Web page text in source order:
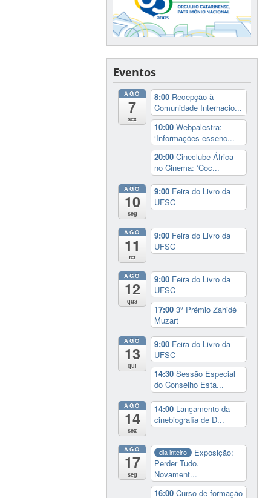
Eventos
AGO
7
sex
8:00 Recepção à
Comunidade Internacio...
10:00Webpalestra:
‘Informações essenc...
20:00Cineclube África
no Cinema: ‘Coc...
AGO
10
seg
9:00 Feira do Livro da
UFSC
AGO
11
ter
9:00 Feira do Livro da
UFSC
AGO
12
qua
9:00 Feira do Livro da
UFSC
17:003º Prêmio Zahidé
Muzart
AGO
13
qui
9:00 Feira do Livro da
UFSC
14:30Sessão Especial
do Conselho Esta...
AGO
14
sex
14:00 Lançamento da
cinebiografia de D...
AGO
17
seg
dia inteiro
Exposição:
Perder Tudo.
Novament...
16:00Curso de formação